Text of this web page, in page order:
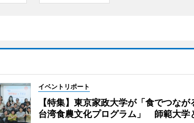
イベントリポート
【特集】東京家政大学が「食でつな
台湾食農文化プログラム」 師範大学